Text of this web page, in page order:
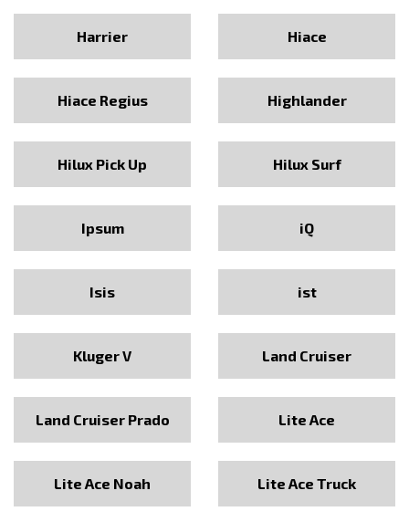
Harrier Hiace
Hiace Regius Highlander
Hilux Pick Up Hilux Surf
Ipsum iQ
Isis ist
Kluger V Land Cruiser
Land Cruiser Prado Lite Ace
Lite Ace Noah Lite Ace Truck